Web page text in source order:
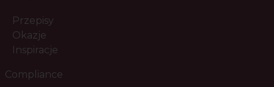
Przepisy
Okazje
Inspiracje
Compliance